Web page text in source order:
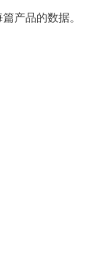
产品的数据。